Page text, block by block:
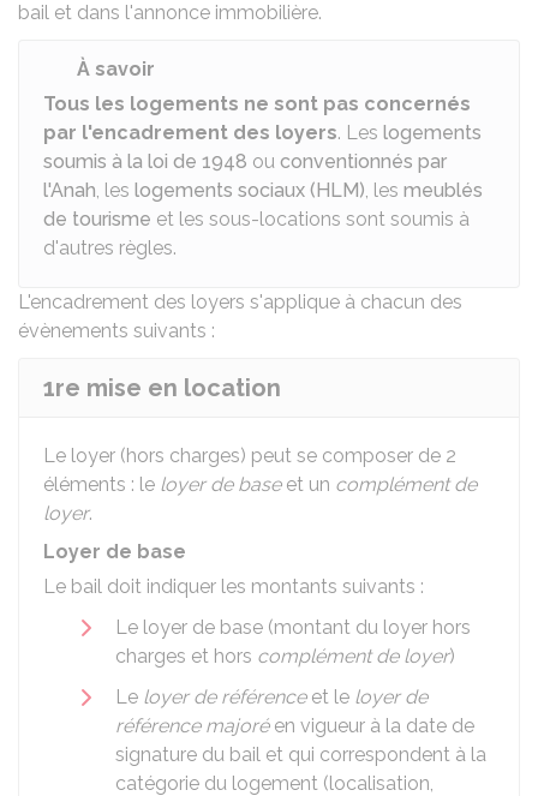
bail et dans l'annonce immobilière.
À savoir
Tous les logements ne sont pas concernés
par l'encadrement des loyers. Les logements
soumis à la loi de 1948 ou conventionnés par
l'Anah, les logements sociaux (HLM), les meublés
de tourisme et les sous-locations sont soumis à
d'autres règles.
L'encadrement des loyers s'applique à chacun des
évènements suivants :
1re mise en location
Le loyer (hors charges) peut se composer de 2
éléments : le loyer de baseet un complément de
loyer.
Loyer de base
Le bail doit indiquer les montants suivants :
Le loyer de base (montant du loyer hors
charges et hors complément de loyer)
Le loyer de référenceet le loyer de
référence majoréen vigueur à la date de
signature du bail et qui correspondent à la
catégorie du logement (localisation,